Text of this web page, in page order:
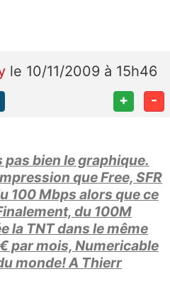
le 10/11/2009 à 15h46
+ -
bien le graphique.
que Free, SFR
100 Mbps alors que ce
du 100M
la TNT dans le même
par mois, Numericable
monde! A Thierr